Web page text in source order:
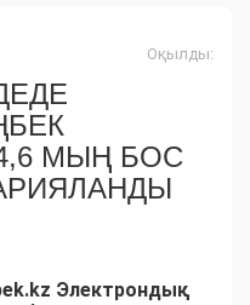
Оқылды:
МЫҢ БОС
Электрондық